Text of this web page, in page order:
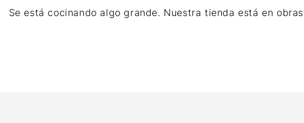
Se está cocinando algo grande. Nuestra tienda está en